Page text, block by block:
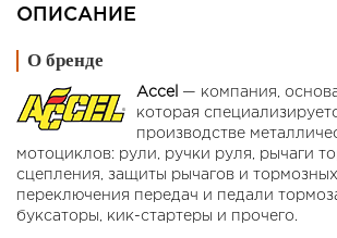
ОПИСАНИЕ
О бренде
Accel
— компания,
которая
производстве
мотоциклов: рули, ручки руля, рычаги
сцепления, защиты рычагов и
переключения передач и педали
буксаторы, кик-стартеры и прочего.